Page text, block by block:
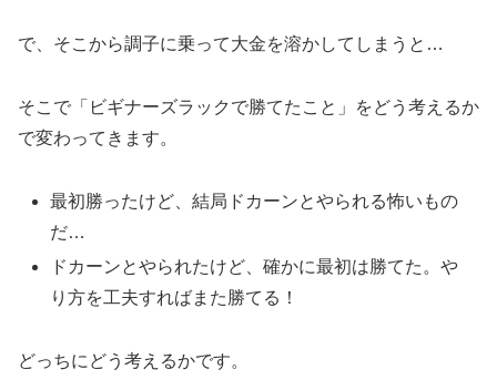
で、そこから調子に乗って大金を溶かしてしまうと…
そこで「ビギナーズラックで勝てたこと」をどう考えるか
で変わってきます。
最初勝ったけど、結局ドカーンとやられる怖いもの
だ…
ドカーンとやられたけど、確かに最初は勝てた。や
り方を工夫すればまた勝てる！
どっちにどう考えるかです。